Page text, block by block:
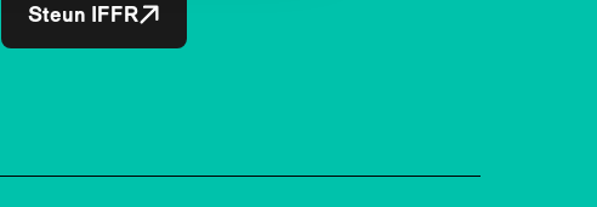
Steun IFFR